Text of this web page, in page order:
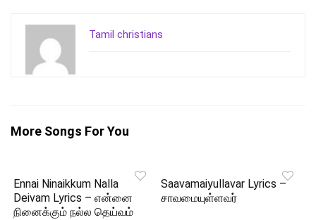
Tamil christians
More Songs For You
Ennai Ninaikkum Nalla
Deivam Lyrics – என்னை
நினைக்கும் நல்ல தெய்வம்
Saavamaiyullavar Lyrics –
சாவமையுள்ளவர்